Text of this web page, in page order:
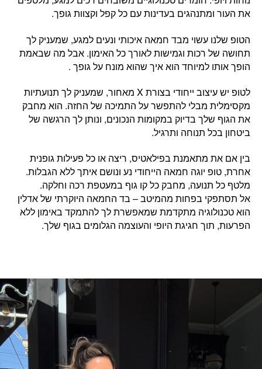
את העור ומתנהגים בעדינות עם כל קפל וקצוות גופך.
הטופ שלנו עשוי מבד חמאה איכותי ונעים למגע, שמעניק לך
תחושה של רכות וגמישות לאורך כל האימון. אבל מה שבאמת
הופך אותו למיוחד הוא איך שהוא מונח על גופך .
לטופ יש עיצוב ייחודי בצורת X מאחור, שמעניק לך תנועתיות
מקסימלית מבלי להתפשר על התמיכה של החזה. הוא מחבק
את הגוף שלך בדיוק במקומות הנכונים, ונותן לך הרגשה של
ביטחון בכל תנוחה ותרגיל.
בין אם את מתאמנת בפילאטיס, ריצה או כל פעילות גופנית
אחרת, טופ יוגה חמאה הייחודי נע ונושם איתך ללא הגבלות.
מלטף כל תנועה, מחבק כל קו גוף במעטפת רכה וחלקה.
אל תסתפקי בפחות מהמיטב – בד החמאה היוקרתי של אדלין
הוא טכנולוגיה מתקדמת שמאפשרת לך להתמקד באימון ללא
הפרעות, תוך חגיגת היופי והעוצמה הגלומים בגוף שלך.